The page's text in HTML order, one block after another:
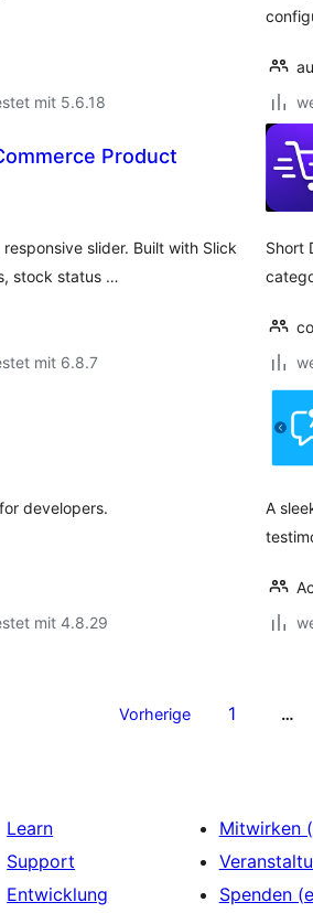
mit 5.6.18
Product
slider. Built with Slick
stock status …
mit 6.8.7
Short
developers.
mit 4.8.29
A
Vorherige 1 …
Learn
Support
Entwicklung
Mitwirken
Spenden